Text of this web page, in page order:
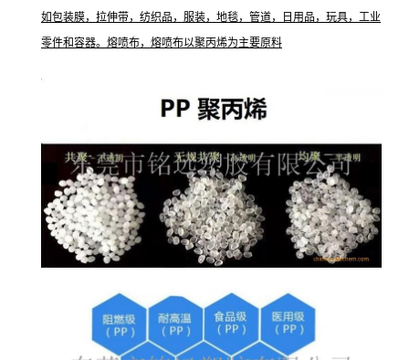
如包装膜，拉伸带，纺织品，服装，地毯，管道，日用品，玩具，工业
零件和容器。熔喷布，熔喷布以聚丙烯为主要原料